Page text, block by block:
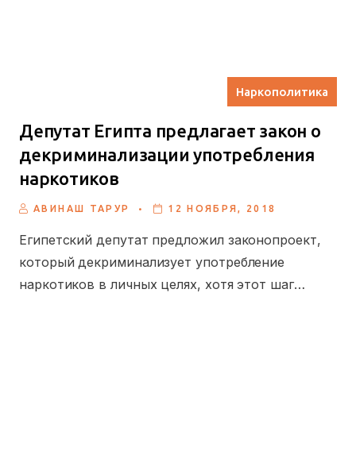
Наркополитика
Депутат Египта предлагает закон о
декриминализации употребления
наркотиков
АВИНАШ ТАРУР . 12 НОЯБРЯ, 2018
Египетский депутат предложил законопроект,
который декриминализует употребление
наркотиков в личных целях, хотя этот шаг…